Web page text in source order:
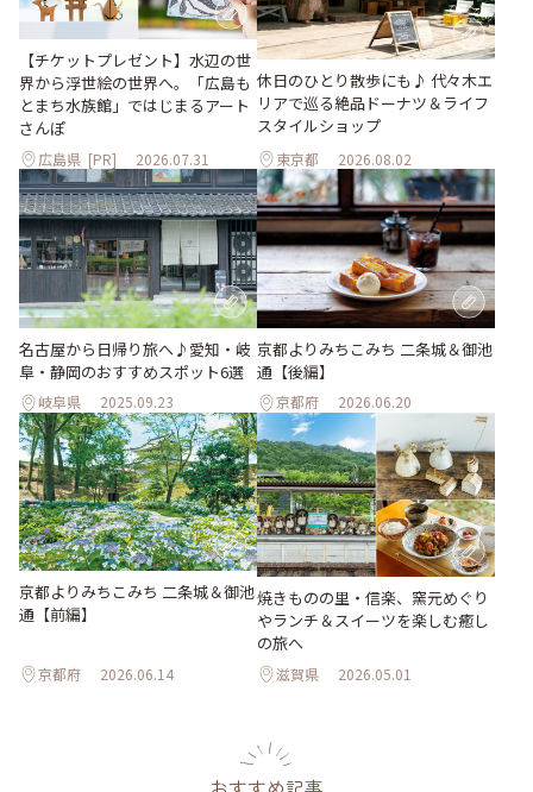
【チケットプレゼント】水辺の世
界から浮世絵の世界へ。「広島も
とまち水族館」ではじまるアート
さんぽ
広島県 [PR] 2026.07.31
休日のひとり散歩にも♪ 代々木エ
リアで巡る絶品ドーナツ＆ライフ
スタイルショップ
東京都 2026.08.02
名古屋から日帰り旅へ♪愛知・岐
阜・静岡のおすすめスポット6選
岐阜県 2025.09.23
京都よりみちこみち 二条城＆御池
通【後編】
京都府 2026.06.20
京都よりみちこみち 二条城＆御池
通【前編】
京都府 2026.06.14
焼きものの里・信楽、窯元めぐり
やランチ＆スイーツを楽しむ癒し
の旅へ
滋賀県 2026.05.01